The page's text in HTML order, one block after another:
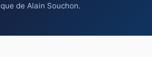
de Alain Souchon.